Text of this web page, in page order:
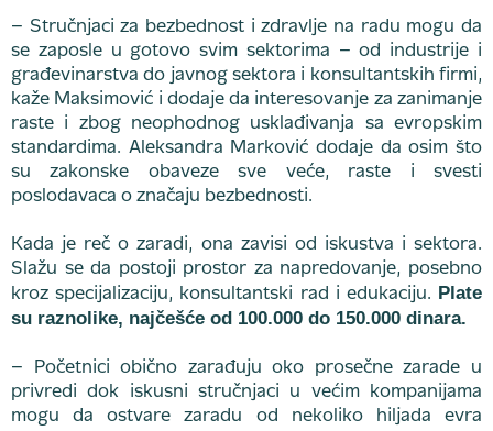
– Stručnjaci za bezbednost i zdravlje na radu mogu da
se zaposle u gotovo svim sektorima – od industrije i
građevinarstva do javnog sektora i konsultantskih firmi,
kaže Maksimović i dodaje da interesovanje za zanimanje
raste i zbog neophodnog usklađivanja sa evropskim
standardima. Aleksandra Marković dodaje da osim što
su zakonske obaveze sve veće, raste i svesti
poslodavaca o značaju bezbednosti.
Kada je reč o zaradi, ona zavisi od iskustva i sektora.
Slažu se da postoji prostor za napredovanje, posebno
kroz specijalizaciju, konsultantski rad i edukaciju. Plate
su raznolike, najčešće od 100.000 do 150.000 dinara.
– Početnici obično zarađuju oko prosečne zarade u
privredi dok iskusni stručnjaci u većim kompanijama
mogu da ostvare zaradu od nekoliko hiljada evra